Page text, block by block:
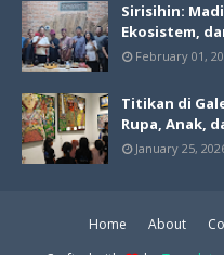
Sirisihin:
Ekosistem,
February 01,
Titikan di
Rupa, Anak,
January 25,
Home About